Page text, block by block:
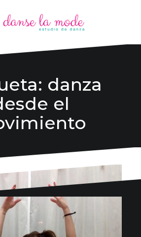
danza
el
info@danselamode.com